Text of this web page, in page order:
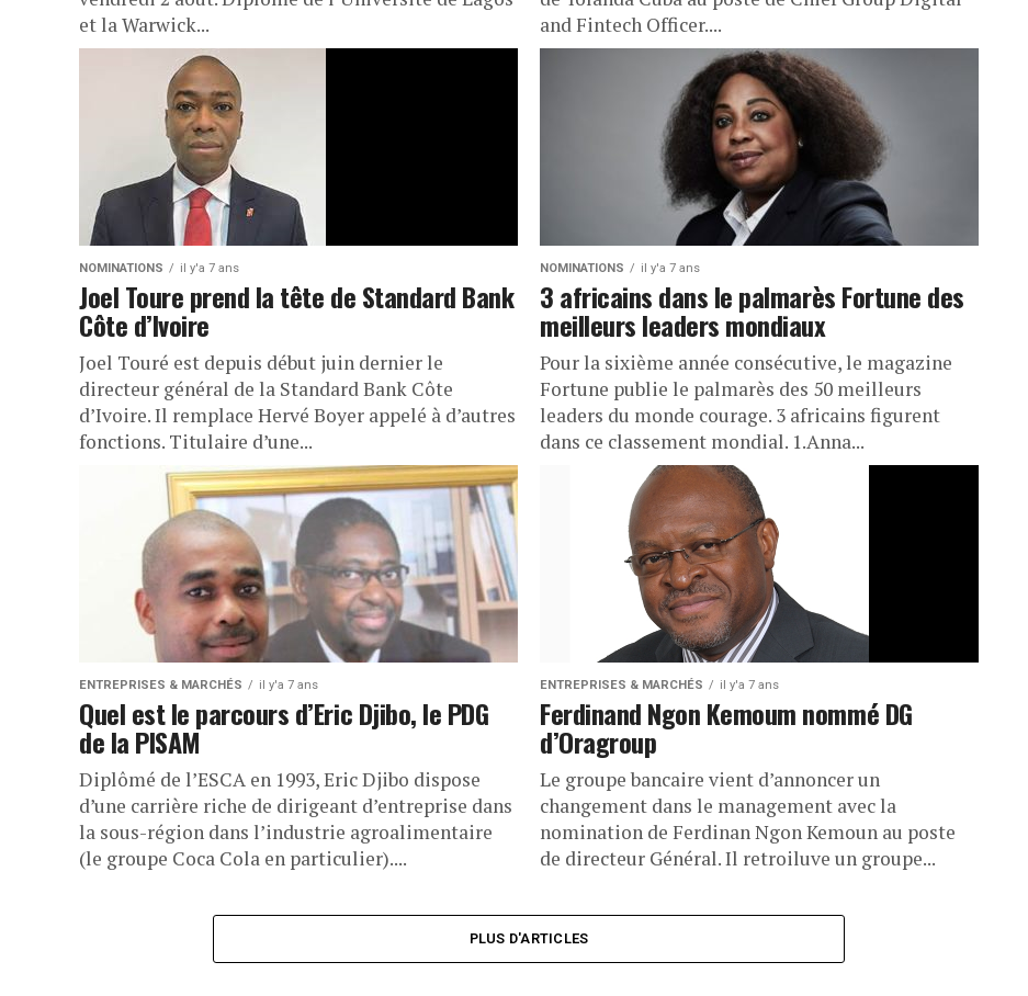
et la Warwick...
and Fintech Officer....
NOMINATIONS il y'a 7 ans
Joel Toure prend la tête de Standard Bank
Côte d’Ivoire
Joel Touré est depuis début juin dernier le
directeur général de la Standard Bank Côte
d’Ivoire. Il remplace Hervé Boyer appelé à d’autres
fonctions. Titulaire d’une...
NOMINATIONS il y'a 7 ans
3 africains dans le palmarès Fortune des
meilleurs leaders mondiaux
Pour la sixième année consécutive, le magazine
Fortune publie le palmarès des 50 meilleurs
leaders du monde courage. 3 africains figurent
dans ce classement mondial. 1.Anna...
ENTREPRISES & MARCHÉS il y'a 7 ans
Quel est le parcours d’Eric Djibo, le PDG
de la PISAM
Diplômé de l’ESCA en 1993, Eric Djibo dispose
d’une carrière riche de dirigeant d’entreprise dans
la sous-région dans l’industrie agroalimentaire
(le groupe Coca Cola en particulier)....
ENTREPRISES & MARCHÉS il y'a 7 ans
Ferdinand Ngon Kemoum nommé DG
d’Oragroup
Le groupe bancaire vient d’annoncer un
changement dans le management avec la
nomination de Ferdinan Ngon Kemoun au poste
de directeur Général. Il retroiluve un groupe...
PLUS D'ARTICLES